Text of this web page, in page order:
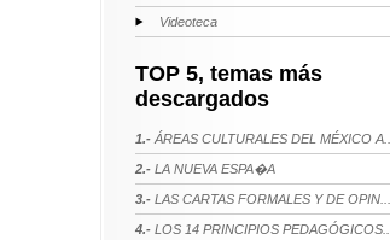
Videoteca
TOP 5, temas más
descargados
1.- ÁREAS CULTURALES DEL MÉXICO A...
2.- LA NUEVA ESPA�A
3.- LAS CARTAS FORMALES Y DE OPIN...
4.- LOS 14 PRINCIPIOS PEDAGÓGICOS...